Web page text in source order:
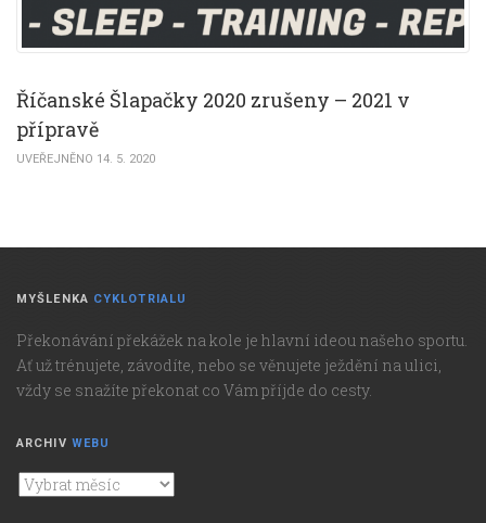
Říčanské Šlapačky 2020 zrušeny – 2021 v
přípravě
UVEŘEJNĚNO 14. 5. 2020
MYŠLENKA CYKLOTRIALU
Překonávání překážek na kole je hlavní ideou našeho sportu.
Ať už trénujete, závodíte, nebo se věnujete ježdění na ulici,
vždy se snažíte překonat co Vám příjde do cesty.
ARCHIV WEBU
Archiv